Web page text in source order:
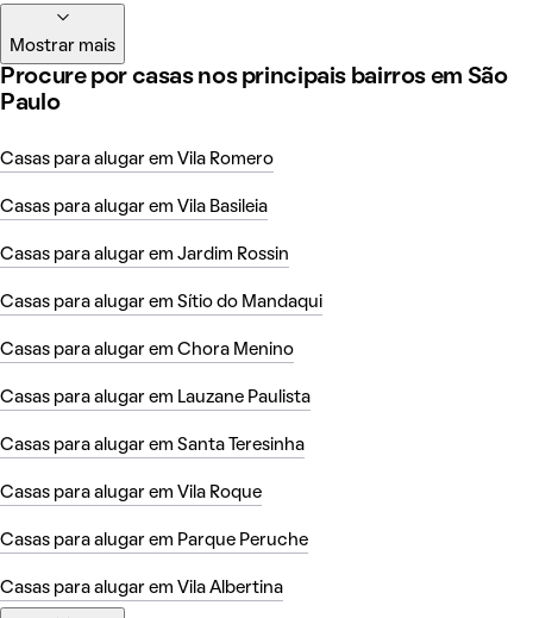
Mostrar mais
Procure por casas nos principais bairros em São
Paulo
Casas para alugar em Vila Romero
Casas para alugar em Vila Basileia
Casas para alugar em Jardim Rossin
Casas para alugar em Sítio do Mandaqui
Casas para alugar em Chora Menino
Casas para alugar em Lauzane Paulista
Casas para alugar em Santa Teresinha
Casas para alugar em Vila Roque
Casas para alugar em Parque Peruche
Casas para alugar em Vila Albertina